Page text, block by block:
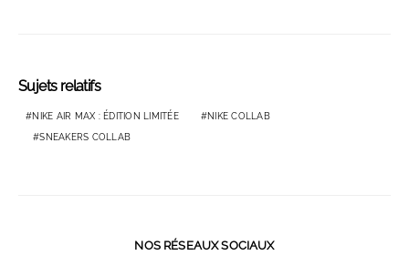
Sujets relatifs
NIKE AIR MAX : ÉDITION LIMITÉE NIKE COLLAB
SNEAKERS COLLAB
NOS RÉSEAUX SOCIAUX